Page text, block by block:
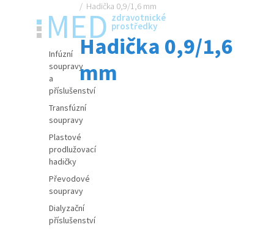
MED zdravotnické
prostředky
Infúzní
soupravy
a
příslušenství
Transfúzní
soupravy
Plastové
prodlužovací
hadičky
Převodové
soupravy
Dialyzační
příslušenství
/ Hadička 0,9/1,6 mm
Hadička 0,9/1,6
mm